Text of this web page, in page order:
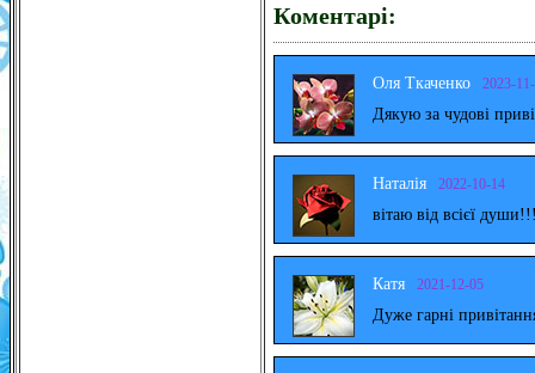
Коментарі:
Оля Ткаченко 2023-
Дякую за чудові
Наталія 2022-10-14
вітаю від всієї
Катя 2021-12-05
Дуже гарні